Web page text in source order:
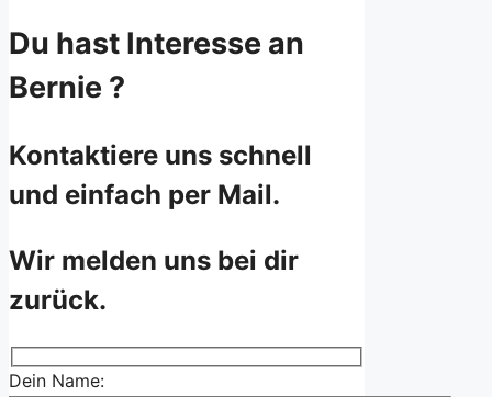
Du hast Interesse an
Bernie ?
Kontaktiere uns schnell
und einfach per Mail.
Wir melden uns bei dir
zurück.
Dein Name: